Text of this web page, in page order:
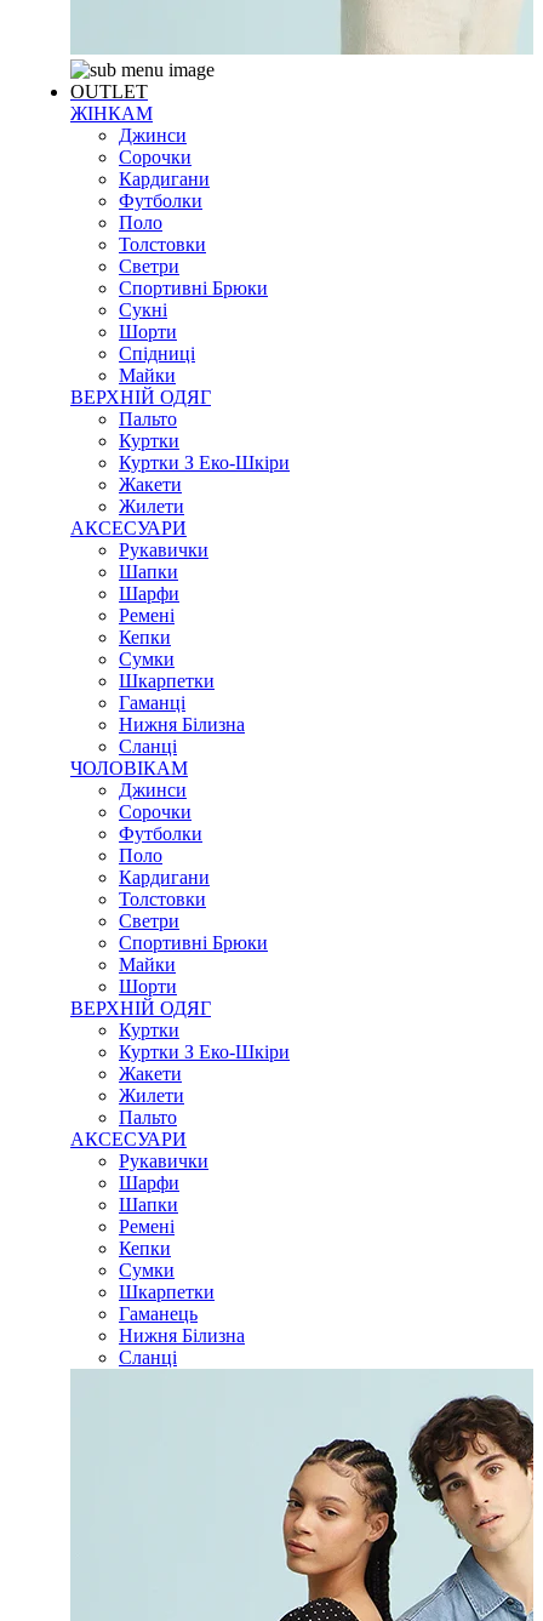
OUTLET
ЖІНКАМ
Джинси
Сорочки
Кардигани
Футболки
Поло
Толстовки
Светри
Спортивні Брюки
Сукні
Шорти
Спідниці
Майки
ВЕРХНІЙ ОДЯГ
Пальто
Куртки
Куртки З Еко-Шкіри
Жакети
Жилети
АКСЕСУАРИ
Рукавички
Шапки
Шарфи
Ремені
Кепки
Сумки
Шкарпетки
Гаманці
Нижня Білизна
Сланці
ЧОЛОВІКАМ
Джинси
Сорочки
Футболки
Поло
Кардигани
Толстовки
Светри
Спортивні Брюки
Майки
Шорти
ВЕРХНІЙ ОДЯГ
Куртки
Куртки З Еко-Шкіри
Жакети
Жилети
Пальто
АКСЕСУАРИ
Рукавички
Шарфи
Шапки
Ремені
Кепки
Сумки
Шкарпетки
Гаманець
Нижня Білизна
Сланці